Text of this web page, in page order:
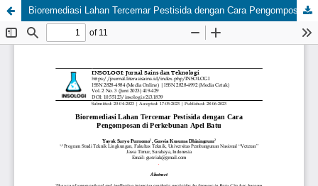
Bioremediasi Lahan Tercemar Pestisida dengan Cara Pengomposan di Perkebunan Apel Batu